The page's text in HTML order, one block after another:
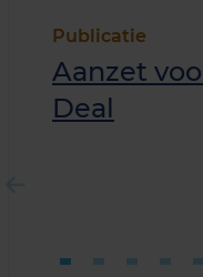
Publicatie
Aanzet
Deal